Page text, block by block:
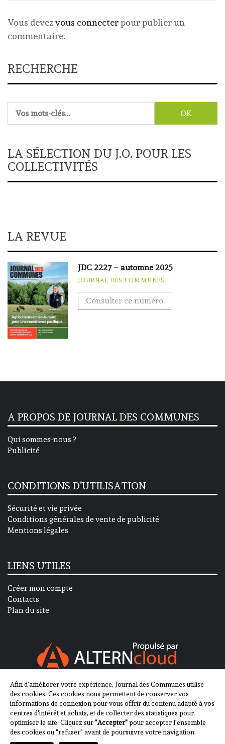
Vous devezvous connecterpour publier un
commentaire.
RECHERCHE
LA SÉLECTION DU J.O. POUR LES
COLLECTIVITÉS
LA REVUE
JDC 2227 – automne 2025
JOURNAL DES COMMUNES
Consulter ce numéro
A PROPOS DE JOURNAL DES COMMUNES
Qui sommes-nous ?
Publicité
CONDITIONS D’UTILISATION
Sécurité et vie privée
Conditions générales de vente de publicité
Mentions légales
LIENS UTILES
Créer mon compte
Contacts
Plan du site
SUIVEZ-NOUS SUR
Afin d'améliorer votre expérience, Journal des Communes utilise
des cookies. Ces cookies nous permettent de conserver vos
informations de connexion pour vous offrir du contenu adapté à vos
centres d'intérêt et achats, et de collecter des statistiques pour
optimiser le site. Cliquez sur"Accepter"pour accepter l'ensemble
des cookies ou "refuser" avant de poursuivre votre navigation.